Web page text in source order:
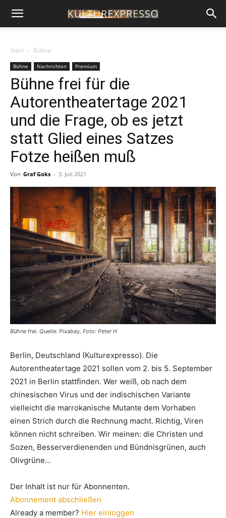
Start Bühne
Bühne Nachrichten Premium
Bühne frei für die
Autorentheatertage 2021
und die Frage, ob es jetzt
statt Glied eines Satzes
Fotze heißen muß
Von Graf Goks - 3. Juli 2021
Bühne frei. Quelle: Pixabay, Foto: Peter H
Berlin, Deutschland (Kulturexpresso). Die
Autorentheatertage 2021 sollen vom 2. bis 5. September
2021 in Berlin stattfinden. Wer weiß, ob nach dem
chinesischen Virus und der indischischen Variante
vielleicht die marrokanische Mutante dem Vorhaben
einen Strich durch die Rechnung macht. Richtig, Viren
können nicht schreiben. Wir meinen: die Christen und
Sozen, Besserverdienenden und Bündnisgrünen, auch
Olivgrüne…
Der Inhalt ist nur für Abonnenten.
Abonnement abschließen
Already a member? Hier einloggen